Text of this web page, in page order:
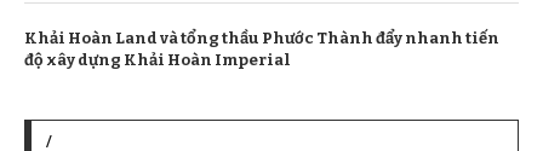
Khải Hoàn Land và tổng thầu Phước Thành đẩy nhanh tiến
độ xây dựng Khải Hoàn Imperial
/